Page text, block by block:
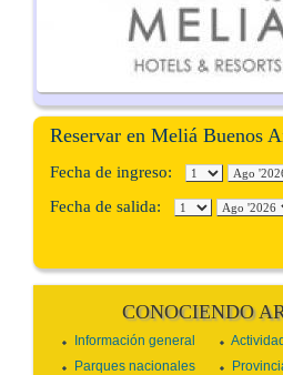
Reservar en Meliá Buenos
Fecha de ingreso:
Fecha de salida:
CONOCIENDO
Información general
Parques nacionales